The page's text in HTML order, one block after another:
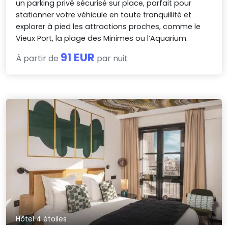
un parking privé sécurisé sur place, parfait pour
stationner votre véhicule en toute tranquillité et
explorer à pied les attractions proches, comme le
Vieux Port, la plage des Minimes ou l’Aquarium.
À partir de 91 EUR par nuit
Hôtel 4 étoiles